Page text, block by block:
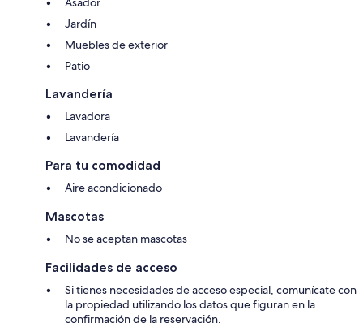
Jardín
Muebles de exterior
Patio
Lavandería
Lavadora
Lavandería
Para tu comodidad
Aire acondicionado
Mascotas
No se aceptan mascotas
Facilidades de acceso
Si tienes necesidades de acceso especial, comunícate con
la propiedad utilizando los datos que figuran en la
confirmación de la reservación.